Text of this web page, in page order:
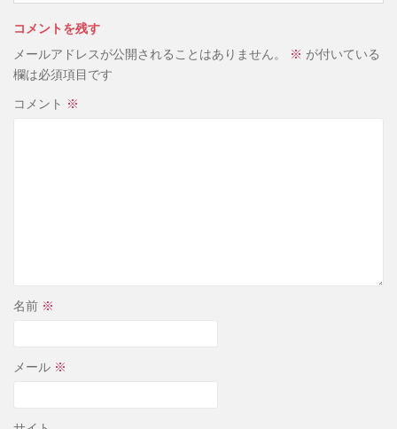
コメントを残す
メールアドレスが公開されることはありません。
※ が付いている
欄は必須項目です
コメント ※
名前 ※
メール ※